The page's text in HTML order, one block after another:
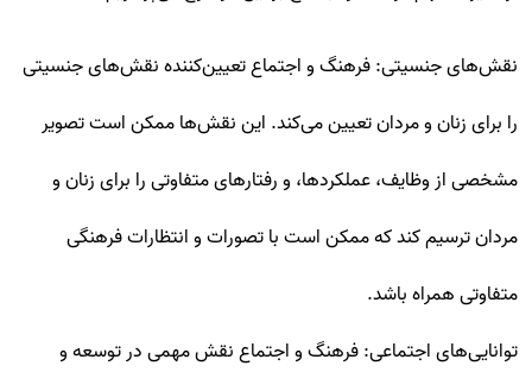
نقش‌های جنسیتی: فرهنگ و اجتماع تعیین‌کننده نقش‌های جنسیتی
را برای زنان و مردان تعیین می‌کند. این نقش‌ها ممکن است تصویر
مشخصی از وظایف، عملکردها، و رفتارهای متفاوتی را برای زنان و
مردان ترسیم کند که ممکن است با تصورات و انتظارات فرهنگی
متفاوتی همراه باشد.
توانایی‌های اجتماعی: فرهنگ و اجتماع نقش مهمی در توسعه و